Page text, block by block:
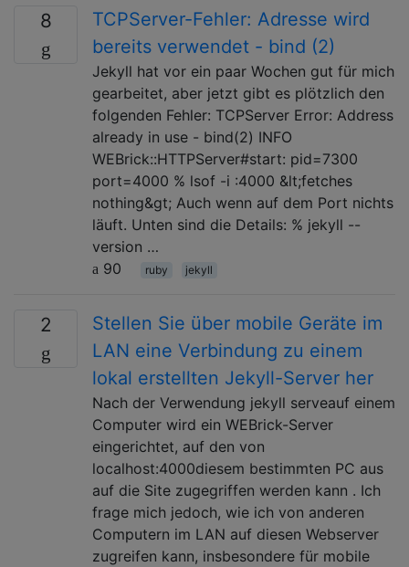
8
TCPServer-Fehler: Adresse wird
bereits verwendet - bind (2)
Jekyll hat vor ein paar Wochen gut für mich
gearbeitet, aber jetzt gibt es plötzlich den
folgenden Fehler: TCPServer Error: Address
already in use - bind(2) INFO
WEBrick::HTTPServer#start: pid=7300
port=4000 % lsof -i :4000 &lt;fetches
nothing&gt; Auch wenn auf dem Port nichts
läuft. Unten sind die Details: % jekyll --
version …
90
ruby jekyll
2
Stellen Sie über mobile Geräte im
LAN eine Verbindung zu einem
lokal erstellten Jekyll-Server her
Nach der Verwendung jekyll serveauf einem
Computer wird ein WEBrick-Server
eingerichtet, auf den von
localhost:4000diesem bestimmten PC aus
auf die Site zugegriffen werden kann . Ich
frage mich jedoch, wie ich von anderen
Computern im LAN auf diesen Webserver
zugreifen kann, insbesondere für mobile